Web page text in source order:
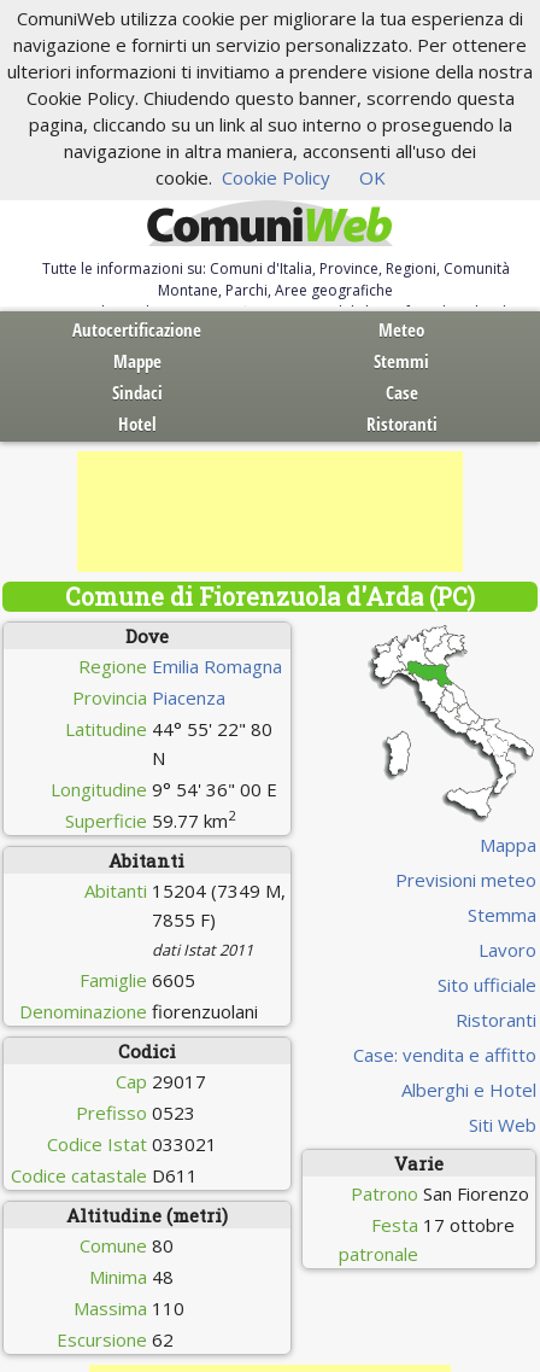
ComuniWeb utilizza cookie per migliorare la tua esperienza di
navigazione e fornirti un servizio personalizzato. Per ottenere
ulteriori informazioni ti invitiamo a prendere visione della nostra
Cookie Policy. Chiudendo questo banner, scorrendo questa
pagina, cliccando su un link al suo interno o proseguendo la
navigazione in altra maniera, acconsenti all'uso dei
cookie. Cookie Policy OK
Tutte le informazioni su: Comuni d'Italia, Province, Regioni, Comunità
Montane, Parchi, Aree geografiche
Servizi al Cittadino. Autocertificazione, moduli, leggi, free download
Autocertificazione
Meteo
Mappe
Stemmi
Sindaci
Case
Hotel
Ristoranti
Comune di Fiorenzuola d'Arda (PC)
Dove
Regione Emilia Romagna
Provincia Piacenza
Latitudine 44° 55' 22" 80
N
Longitudine 9° 54' 36" 00 E
Superficie 59.77 km2
Abitanti
Abitanti 15204 (7349 M,
7855 F)
dati Istat 2011
Famiglie 6605
Denominazione fiorenzuolani
Codici
Cap 29017
Prefisso 0523
Codice Istat 033021
Codice catastale D611
Altitudine (metri)
Comune 80
Minima 48
Massima 110
Escursione 62
Mappa
Previsioni meteo
Stemma
Lavoro
Sito ufficiale
Ristoranti
Case: vendita e affitto
Alberghi e Hotel
Siti Web
Varie
Patrono San Fiorenzo
Festa
patronale
17 ottobre